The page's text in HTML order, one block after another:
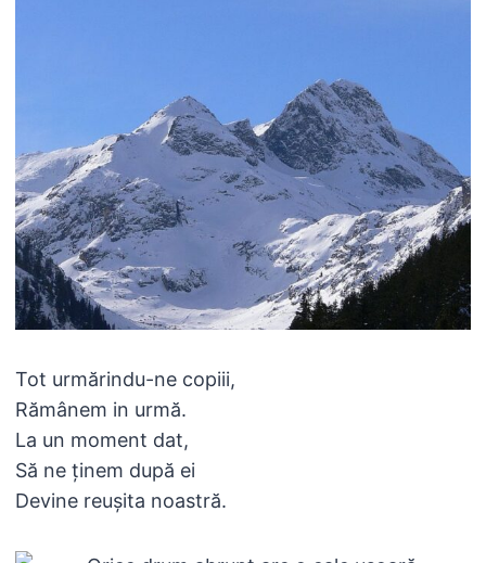
Tot urmărindu-ne copiii,
Rămânem in urmă.
La un moment dat,
Să ne ținem după ei
Devine reușita noastră.